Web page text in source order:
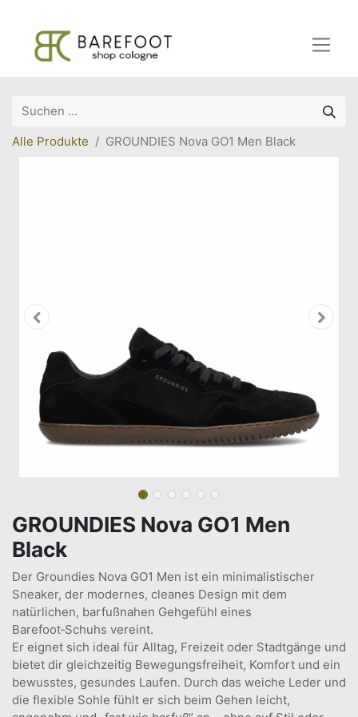
Alle Produkte GROUNDIES Nova GO1 Men Black
GROUNDIES Nova GO1 Men
Black
Der Groundies Nova GO1 Men ist ein minimalistischer
Sneaker, der modernes, cleanes Design mit dem
natürlichen, barfußnahen Gehgefühl eines
Barefoot‑Schuhs vereint.
Er eignet sich ideal für Alltag, Freizeit oder Stadtgänge und
bietet dir gleichzeitig Bewegungsfreiheit, Komfort und ein
bewusstes, gesundes Laufen. Durch das weiche Leder und
die flexible Sohle fühlt er sich beim Gehen leicht,